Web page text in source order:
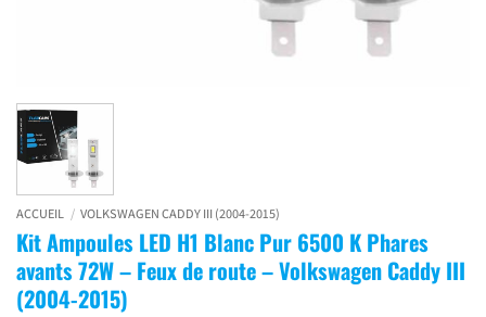
ACCUEIL / VOLKSWAGEN CADDY III (2004-2015)
Kit Ampoules LED H1 Blanc Pur 6500 K Phares
avants 72W – Feux de route – Volkswagen Caddy III
(2004-2015)